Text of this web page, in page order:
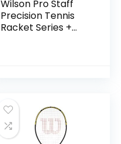
Wilson Pro Staff
Precision Tennis
Racket Series +